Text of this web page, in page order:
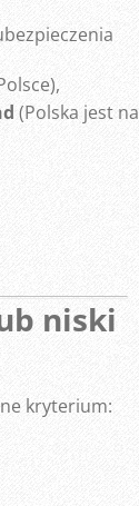
(Polska jest na
niski
kryterium: